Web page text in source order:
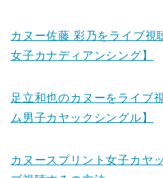
カヌー佐藤 彩乃をライブ視
女子カナディアンシング】
足立和也のカヌーをライブ
ム男子カヤックシングル】
カヌースプリント女子カヤ